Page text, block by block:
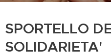
SPORTELLO
SOLIDARIETA'